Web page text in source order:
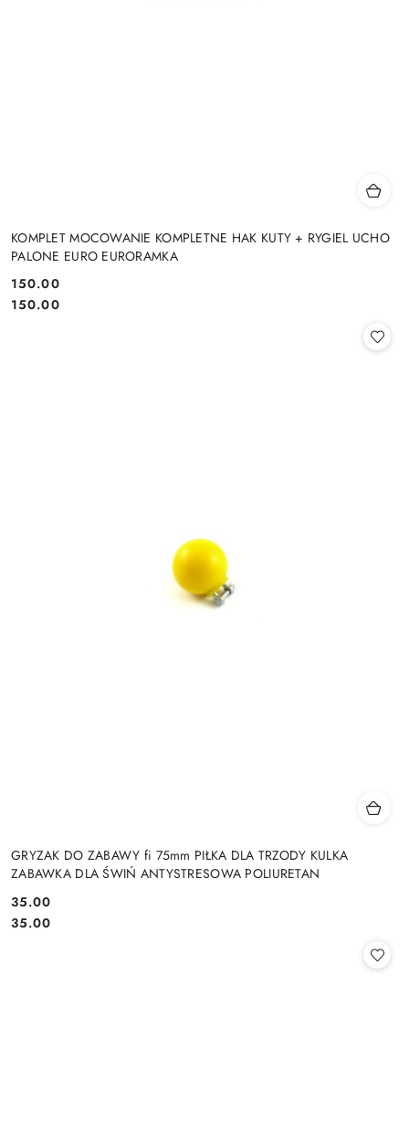
KOMPLET MOCOWANIE KOMPLETNE HAK KUTY + RYGIEL UCHO
PALONE EURO EURORAMKA
Cena:
150.00
Cena:
150.00
GRYZAK DO ZABAWY fi 75mm PIŁKA DLA TRZODY KULKA
ZABAWKA DLA ŚWIŃ ANTYSTRESOWA POLIURETAN
Cena:
35.00
Cena:
35.00